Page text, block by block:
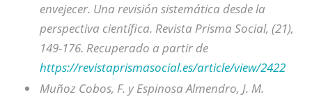
envejecer. Una revisión sistemática desde la
perspectiva científica. Revista Prisma Social, (21),
149-176. Recuperado a partir de
https://revistaprismasocial.es/article/view/2422
Muñoz Cobos, F. y Espinosa Almendro, J. M.